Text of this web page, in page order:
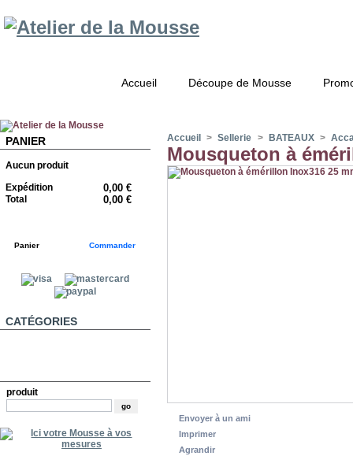
Accueil Découpe de Mousse
PANIER
Aucun produit
Expédition
0,00 €
Total 0,00 €
Panier Commander
CATÉGORIES
produit
Accueil > Sellerie > BATEAUX >
Mousqueton à
Envoyer à un ami
Imprimer
Agrandir